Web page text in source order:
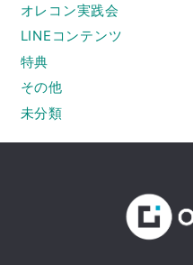
オレコン実践会
LINEコンテンツ
特典
その他
未分類